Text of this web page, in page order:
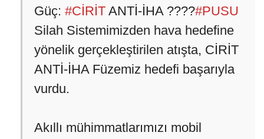
Güç: #CİRİT ANTİ-İHA ????#PUSU
Silah Sistemimizden hava hedefine
yönelik gerçekleştirilen atışta, CİRİT
ANTİ-İHA Füzemiz hedefi başarıyla
vurdu.
Akıllı mühimmatlarımızı mobil